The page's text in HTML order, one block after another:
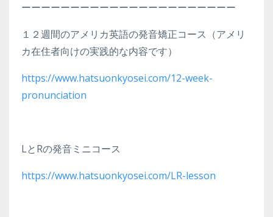
ーーーーーーーーーーーーーーーーーーーーーー
１２週間のアメリカ英語の発音矯正コース（アメリ
カ在住者向けの実践的な内容です）
https://www.hatsuonkyosei.com/12-week-
pronunciation
LとRの発音ミニコース
https://www.hatsuonkyosei.com/LR-lesson